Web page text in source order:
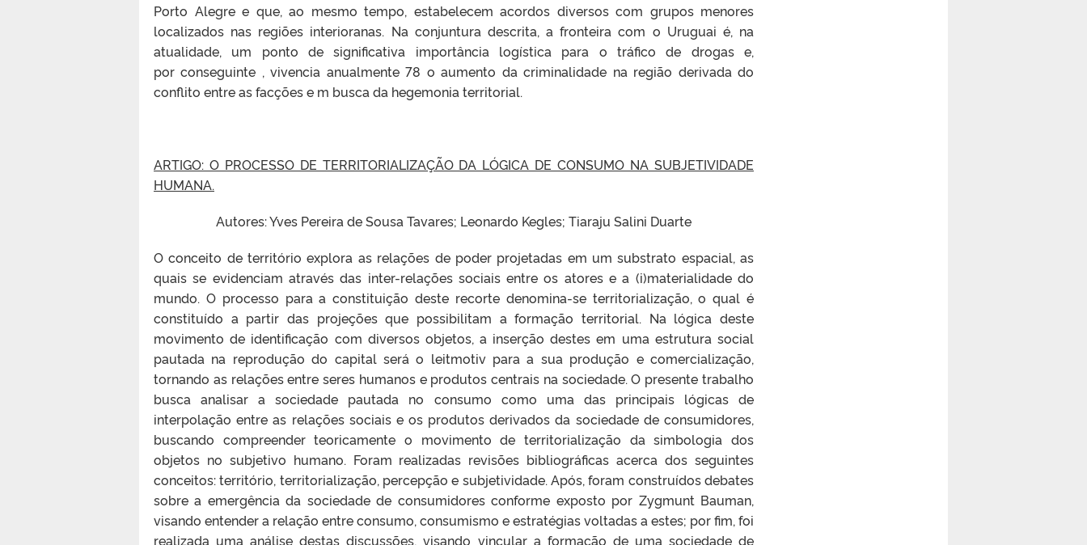
Porto Alegre e que, ao mesmo tempo, estabelecem acordos diversos com grupos menores
localizados nas regiões interioranas. Na conjuntura descrita, a fronteira com o Uruguai é, na
atualidade, um ponto de significativa importância logística para o tráfico de drogas e,
porconseguinte , vivencia anualmente78 o aumento da criminalidade na região derivada do
conflito entre asfacçõese m busca da hegemonia territorial.
ARTIGO: O PROCESSO DE TERRITORIALIZAÇÃO DA LÓGICA DE CONSUMO NA SUBJETIVIDADE
HUMANA.
Autores: Yves Pereira de Sousa Tavares; Leonardo Kegles; Tiaraju Salini Duarte
O conceito de território explora as relações de poder projetadas em um substrato espacial, as
quais se evidenciam através das inter-relações sociais entre os atores e a (i)materialidade do
mundo. O processo para a constituição deste recorte denomina-se territorialização, o qual é
constituído a partir das projeções que possibilitam a formação territorial. Na lógica deste
movimento de identificação com diversos objetos, a inserção destes em uma estrutura social
pautada na reprodução do capital será o leitmotiv para a sua produção e comercialização,
tornando as relações entre seres humanos e produtos centrais na sociedade. O presente trabalho
busca analisar a sociedade pautada no consumo como uma das principais lógicas de
interpolação entre as relações sociais e os produtos derivados da sociedade de consumidores,
buscando compreender teoricamente o movimento de territorialização da simbologia dos
objetos no subjetivo humano. Foram realizadas revisões bibliográficas acerca dos seguintes
conceitos: território, territorialização, percepção e subjetividade. Após, foram construídos debates
sobre a emergência da sociedade de consumidores conforme exposto por Zygmunt Bauman,
visando entender a relação entre consumo, consumismo e estratégias voltadas a estes; por fim, foi
realizada uma análise destas discussões, visando vincular a formação de uma sociedade de